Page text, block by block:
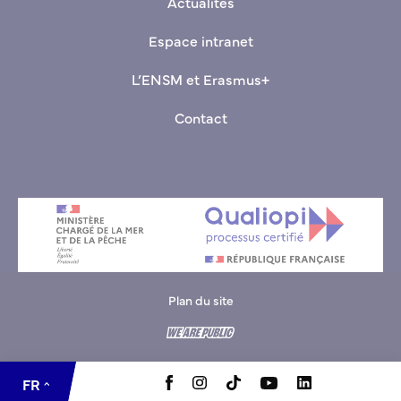
FR
EN
Espace intranet
L’ENSM et Erasmus+
Contact
Plan du site